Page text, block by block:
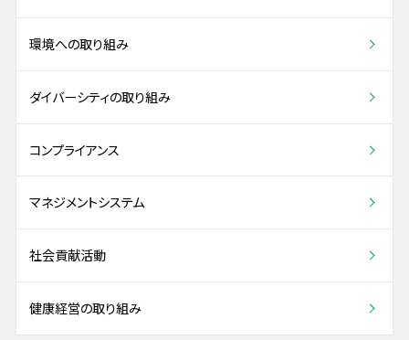
環境への取り組み
ダイバーシティの取り組み
コンプライアンス
マネジメントシステム
社会貢献活動
健康経営の取り組み